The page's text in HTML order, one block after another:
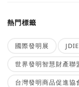
熱門標籤
國際發明展
世界發明智慧財產聯
台灣發明商品促進協